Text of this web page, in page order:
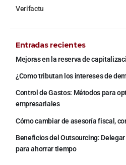
Verifactu
Entradas recientes
Mejoras en la reserva de
¿Como tributan los intereses de
Control de Gastos: Métodos para
empresariales
Cómo cambiar de asesoría fiscal,
Beneficios del Outsourcing:
para ahorrar tiempo